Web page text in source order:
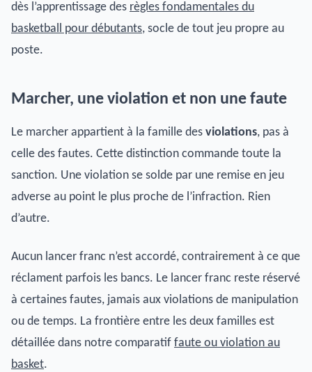
dès l’apprentissage des règles fondamentales du
basketball pour débutants, socle de tout jeu propre au
poste.
Marcher, une violation et non une faute
Le marcher appartient à la famille des violations, pas à
celle des fautes. Cette distinction commande toute la
sanction. Une violation se solde par une remise en jeu
adverse au point le plus proche de l’infraction. Rien
d’autre.
Aucun lancer franc n’est accordé, contrairement à ce que
réclament parfois les bancs. Le lancer franc reste réservé
à certaines fautes, jamais aux violations de manipulation
ou de temps. La frontière entre les deux familles est
détaillée dans notre comparatif faute ou violation au
basket.